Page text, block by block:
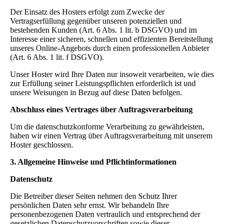
Der Einsatz des Hosters erfolgt zum Zwecke der
Vertragserfüllung gegenüber unseren potenziellen und
bestehenden Kunden (Art. 6 Abs. 1 lit. b DSGVO) und im
Interesse einer sicheren, schnellen und effizienten Bereitstellung
unseres Online-Angebots durch einen professionellen Anbieter
(Art. 6 Abs. 1 lit. f DSGVO).
Unser Hoster wird Ihre Daten nur insoweit verarbeiten, wie dies
zur Erfüllung seiner Leistungspflichten erforderlich ist und
unsere Weisungen in Bezug auf diese Daten befolgen.
Abschluss eines Vertrages über Auftragsverarbeitung
Um die datenschutzkonforme Verarbeitung zu gewährleisten,
haben wir einen Vertrag über Auftragsverarbeitung mit unserem
Hoster geschlossen.
3. Allgemeine Hinweise und Pflicht­informationen
Datenschutz
Die Betreiber dieser Seiten nehmen den Schutz Ihrer
persönlichen Daten sehr ernst. Wir behandeln Ihre
personenbezogenen Daten vertraulich und entsprechend der